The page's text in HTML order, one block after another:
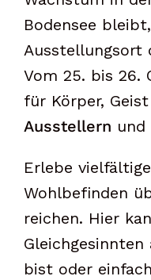
Bodensee
Ausstellungsort
Vom 25. bis 26.
für Körper,
Ausstellern und
Erlebe
Wohlbefinden
reichen. Hier
bist oder